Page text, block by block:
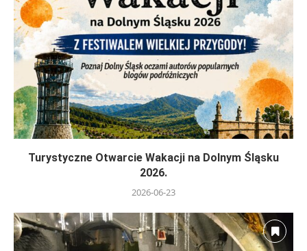
Turystyczne Otwarcie Wakacji na Dolnym Śląsku
2026.
2026-06-23